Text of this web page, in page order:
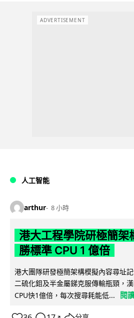
ADVERTISEMENT
人工智能
arthur 8 小時
港大工程學院研極簡架
勝標準 CPU 1 億倍
港大團隊研發極簡架構模擬內容尋址
二硫化鉬及半金屬銻克服傳輸瓶頸，
CPU快1億倍，每次搜尋耗能低...
閱